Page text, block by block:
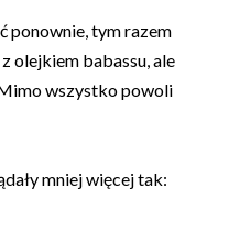
ponownie, tym razem
olejkiem babassu, ale
wszystko powoli
mniej więcej tak: